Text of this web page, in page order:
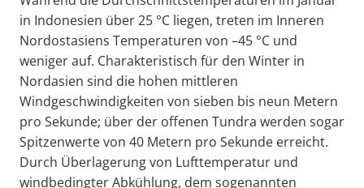
in Indonesien über 25 °C liegen, treten im Inneren
Nordostasiens Temperaturen von –45 °C und
weniger auf. Charakteristisch für den Winter in
Nordasien sind die hohen mittleren
Windgeschwindigkeiten von sieben bis neun Metern
pro Sekunde; über der offenen Tundra werden sogar
Spitzenwerte von 40 Metern pro Sekunde erreicht.
Durch Überlagerung von Lufttemperatur und
windbedingter Abkühlung, dem sogenannten